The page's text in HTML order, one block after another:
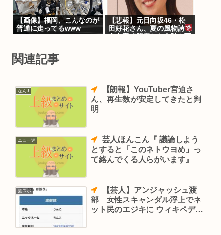
【画像】福岡、こんなのが
普通に走ってるwww
【悲報】元日向坂46・松
田好花さん、夏の風物詩で
食中毒「腹痛とおう吐と下
関連記事
なんJ
ん、再生数が安定してきたと判
明
ニュー速
芸人ほんこん『 議論しよう
とすると「このネトウヨめ」っ
て絡んでくる人らがいます』
芸スポ
部 女性スキャンダル浮上でネ
ット民のエジキに ウィキペディ